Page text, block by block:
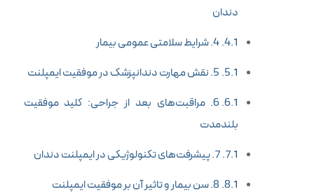
دندان
4. شرایط سلامتی عمومی بیمار
5. نقش مهارت دندانپزشک در موفقیت ایمپلنت
6. مراقبت‌های بعد از جراحی: کلید موفقیت
بلندمدت
7. پیشرفت‌های تکنولوژیکی در ایمپلنت دندان
8. سن بیمار و تاثیر آن بر موفقیت ایمپلنت